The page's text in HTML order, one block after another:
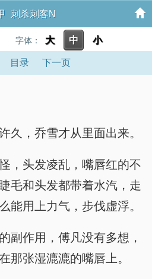
刺杀刺客N
字体： 大 中 小
目录 下一页
久，乔雪才从里面出来。
，头发凌乱，嘴唇红的不
毛和头发都带着水汽，走
能用上力气，步伐虚浮。
副作用，傅凡没有多想，
那张湿漉漉的嘴唇上。